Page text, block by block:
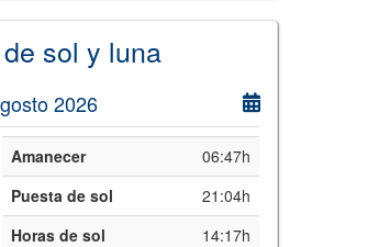
sol y luna
2026
Amanecer
06:47h
Puesta de sol
21:04h
Horas de sol
14:17h